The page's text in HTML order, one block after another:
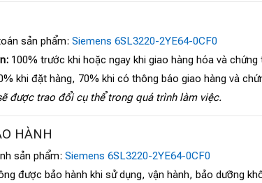
sản phẩm: Siemens 6SL3220-2YE64-0CF0
100% trước khi hoặc ngay khi giao hàng hóa và chứng
khi đặt hàng, 70% khi có thông báo giao hàng và
được trao đổi cụ thể trong quá trình làm việc.
HÀNH
sản phẩm: Siemens 6SL3220-2YE64-0CF0
được bảo hành khi sử dụng, vận hành, bảo dưỡng